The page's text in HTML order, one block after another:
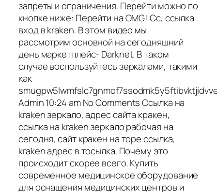
запреты и ограничения. Перейти можно по
кнопке ниже: Перейти на OMG! Cc, ссылка
вход в kraken. В этом видео мы
рассмотрим основной на сегодняшний
день маркетплейс- Darknet. В таком
случае воспользуйтесь зеркалами, такими
как
Admin 10:24 am No Comments Ссылка на
kraken зеркало, адрес сайта кракен,
ссылка на kraken зеркало рабочая на
сегодня, сайт кракен на торе ссылка,
kraken адрес в тосылка. Почему это
происходит скорее всего. Купить
современное медицинское оборудование
для оснащения медицинских центров и